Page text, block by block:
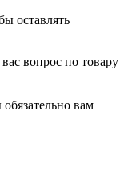
оставлять
вопрос по товару
вам